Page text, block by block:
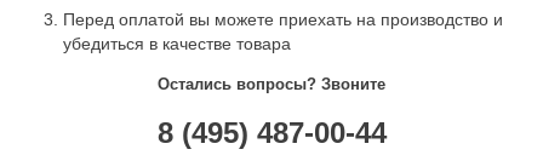
Перед оплатой вы можете приехать на производство и
убедиться в качестве товара
Остались вопросы? Звоните
8 (495) 487-00-44